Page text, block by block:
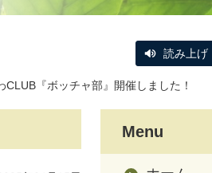
読み上げ
CLUB『ボッチャ部』開催しました！
Menu